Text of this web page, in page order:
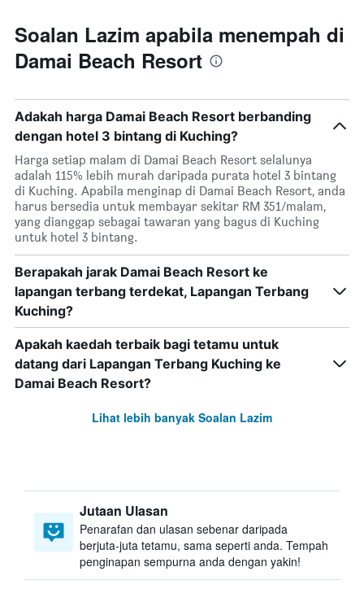
Soalan Lazim apabila menempah di
Damai Beach Resort
Adakah harga Damai Beach Resort berbanding
dengan hotel 3 bintang di Kuching?
Harga setiap malam di Damai Beach Resort selalunya
adalah 115% lebih murah daripada purata hotel 3 bintang
di Kuching. Apabila menginap di Damai Beach Resort, anda
harus bersedia untuk membayar sekitar RM 351/malam,
yang dianggap sebagai tawaran yang bagus di Kuching
untuk hotel 3 bintang.
Berapakah jarak Damai Beach Resort ke
lapangan terbang terdekat, Lapangan Terbang
Kuching?
Apakah kaedah terbaik bagi tetamu untuk
datang dari Lapangan Terbang Kuching ke
Damai Beach Resort?
Lihat lebih banyak Soalan Lazim
Jutaan Ulasan
Penarafan dan ulasan sebenar daripada
berjuta-juta tetamu, sama seperti anda. Tempah
penginapan sempurna anda dengan yakin!